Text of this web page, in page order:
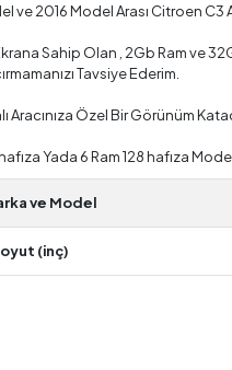
ve 2016 Model Arası Citroen C3
Sahip Olan , 2Gb Ram ve
Tavsiye Ederim.
Aracınıza Özel Bir Görünüm
Yada 6 Ram 128 hafıza
ve Model
(inç)